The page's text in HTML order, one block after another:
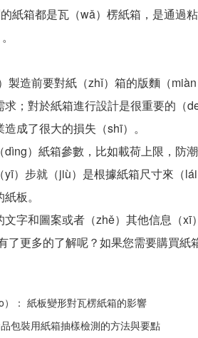
的紙箱都是瓦（wǎ）楞紙箱，是通
製造前要對紙（zhǐ）箱的版麵（
求；對於紙箱進行設計是很重要的（
成了很大的損失（shī）。
）紙箱參數，比如載荷上限，防
yī）步就（jiù）是根據紙箱尺寸來（
板。
字和圖案或者（zhě）其他信息（xī）
了更多的了解呢？如果您需要購買
： 紙板變形對瓦楞紙箱的影響
包裝用紙箱抽樣檢測的方法與要點